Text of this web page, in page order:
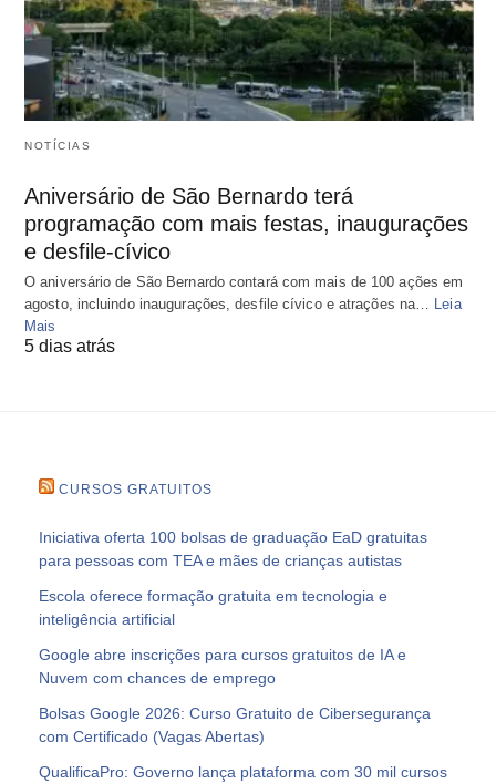
NOTÍCIAS
Aniversário de São Bernardo terá
programação com mais festas, inaugurações
e desfile-cívico
O aniversário de São Bernardo contará com mais de 100 ações em
agosto, incluindo inaugurações, desfile cívico e atrações na…
Leia
Mais
5 dias atrás
CURSOS GRATUITOS
Iniciativa oferta 100 bolsas de graduação EaD gratuitas
para pessoas com TEA e mães de crianças autistas
Escola oferece formação gratuita em tecnologia e
inteligência artificial
Google abre inscrições para cursos gratuitos de IA e
Nuvem com chances de emprego
Bolsas Google 2026: Curso Gratuito de Cibersegurança
com Certificado (Vagas Abertas)
QualificaPro: Governo lança plataforma com 30 mil cursos